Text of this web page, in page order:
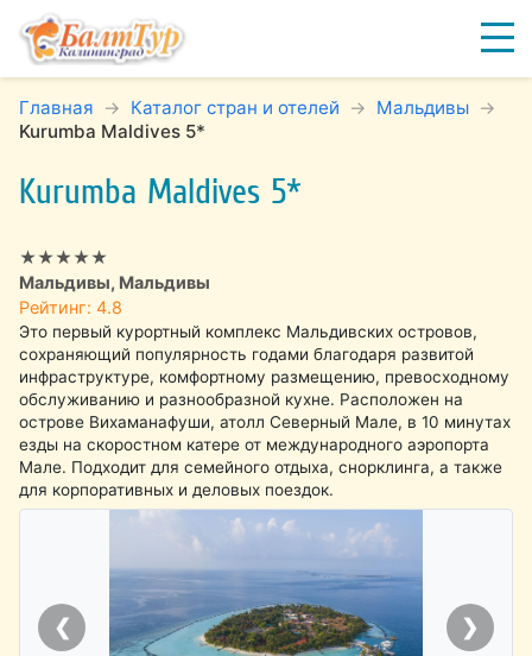
Главная Каталог стран и отелей
Мальдивы
Kurumba Maldives 5*
Kurumba Maldives 5*
★★★★★
Мальдивы, Мальдивы
Рейтинг: 4.8
Это первый курортный комплекс Мальдивских островов,
сохраняющий популярность годами благодаря развитой
инфраструктуре, комфортному размещению, превосходному
обслуживанию и разнообразной кухне. Расположен на
острове Вихаманафуши, атолл Северный Мале, в 10 минутах
езды на скоростном катере от международного аэропорта
Мале. Подходит для семейного отдыха, снорклинга, а также
для корпоративных и деловых поездок.
❮ ❯